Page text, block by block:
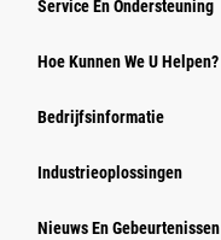
Service En Ondersteuning
Hoe Kunnen We U Helpen?
Bedrijfsinformatie
Industrieoplossingen
Nieuws En Gebeurtenissen